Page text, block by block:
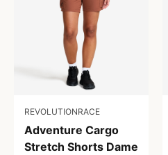
REVOLUTIONRACE
Adventure Cargo
Stretch Shorts Dame